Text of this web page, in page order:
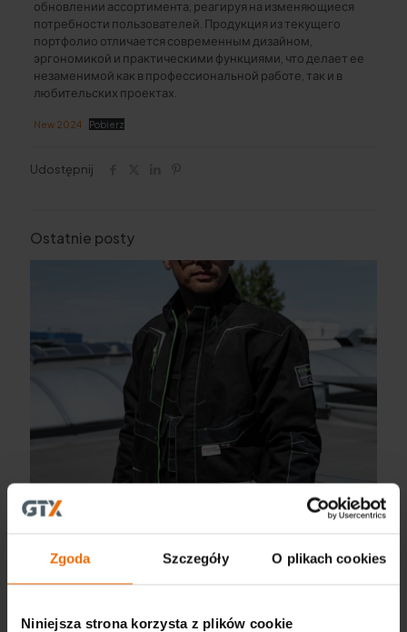
Zgoda Szczegóły O plikach cookies
Niniejsza strona korzysta z plików cookie
обновлении ассортимента, реагируя на изменяющиеся
потребности пользователей. Продукция из текущего
портфолио отличается современным дизайном,
эргономикой и практическими функциями, что делает ее
незаменимой как в профессиональной работе, так и в
любительских проектах.
New 2024 Pobierz
Udostępnij
Ostatnie posty
NEO TOOLS, GRAPHITE és VERTO – a 2024-es év
Więcej